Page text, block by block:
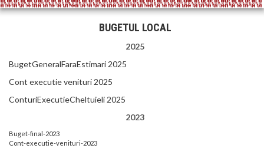
BUGETUL LOCAL
2025
BugetGeneralFaraEstimari 2025
Cont executie venituri 2025
ConturiExecutieCheltuieli 2025
2023
Buget-final-2023
Cont-executie-venituri-2023